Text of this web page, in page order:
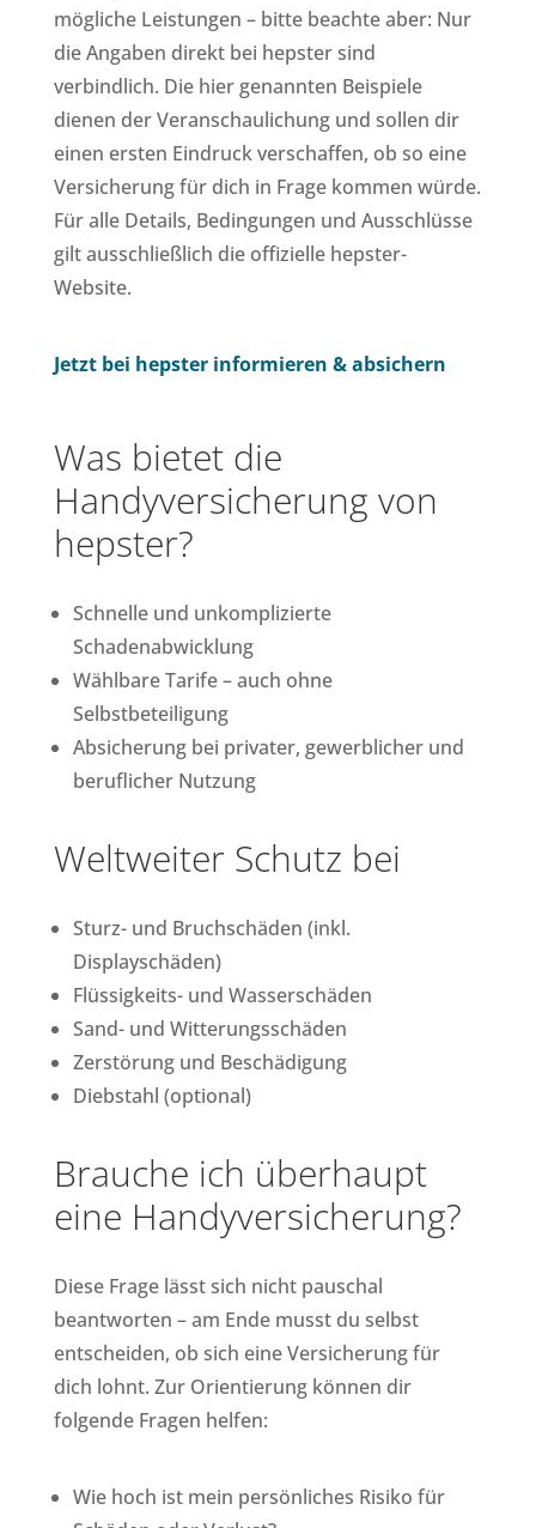
mögliche Leistungen – bitte beachte aber: Nur
die Angaben direkt bei hepster sind
verbindlich. Die hier genannten Beispiele
dienen der Veranschaulichung und sollen dir
einen ersten Eindruck verschaffen, ob so eine
Versicherung für dich in Frage kommen würde.
Für alle Details, Bedingungen und Ausschlüsse
gilt ausschließlich die offizielle hepster-
Website.
Jetzt bei hepster informieren & absichern
Was bietet die
Handyversicherung von
hepster?
Schnelle und unkomplizierte
Schadenabwicklung
Wählbare Tarife – auch ohne
Selbstbeteiligung
Absicherung bei privater, gewerblicher und
beruflicher Nutzung
Weltweiter Schutz bei
Sturz- und Bruchschäden (inkl.
Displayschäden)
Flüssigkeits- und Wasserschäden
Sand- und Witterungsschäden
Zerstörung und Beschädigung
Diebstahl (optional)
Brauche ich überhaupt
eine Handyversicherung?
Diese Frage lässt sich nicht pauschal
beantworten – am Ende musst du selbst
entscheiden, ob sich eine Versicherung für
dich lohnt. Zur Orientierung können dir
folgende Fragen helfen:
Wie hoch ist mein persönliches Risiko für